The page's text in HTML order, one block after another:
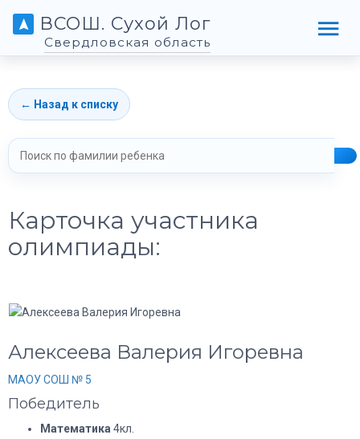
ВСОШ. Сухой Лог
Свердловская область
← Назад к списку
Карточка участника
олимпиады:
Алексеева Валерия Игоревна
МАОУ СОШ № 5
Победитель
Математика 4кл.